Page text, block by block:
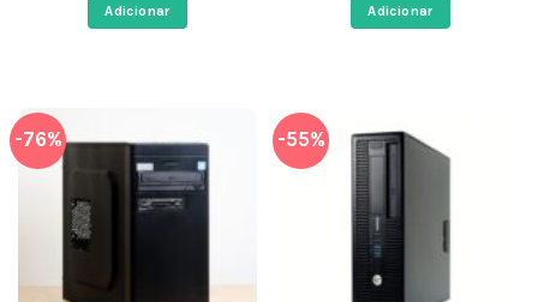
299,00 €.
Adicionar
649,00 €.
Adicionar
-76% -55%